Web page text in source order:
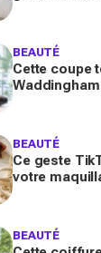
BEAUTÉ
Cette coupe
BEAUTÉ
Ce geste
votre
BEAUTÉ